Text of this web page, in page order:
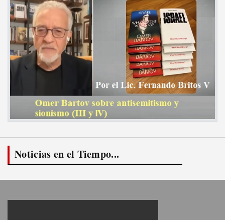
Noticias en el Tiempo...